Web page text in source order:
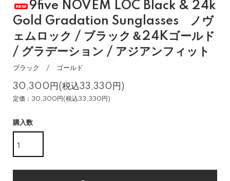
9five NOVEM LOC Black & 24k
Gold Gradation Sunglasses ノヴ
ェムロック / ブラック＆24Kゴールド
/ グラデーション / アジアンフィット
ブラック / ゴールド
30,300円(税込33,330円)
定価：30,300円(税込33,330円)
購入数